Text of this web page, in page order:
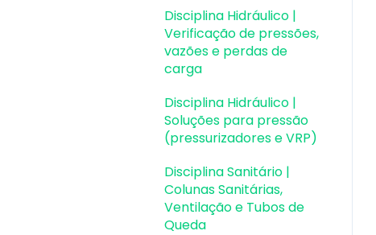
Disciplina Hidráulico |
Verificação de pressões,
vazões e perdas de
carga
Disciplina Hidráulico |
Soluções para pressão
(pressurizadores e VRP)
Disciplina Sanitário |
Colunas Sanitárias,
Ventilação e Tubos de
Queda